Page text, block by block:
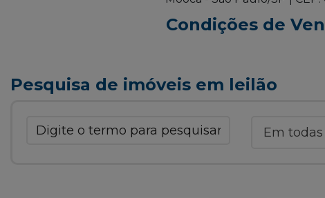
Condições de
Pesquisa de imóveis em leilão